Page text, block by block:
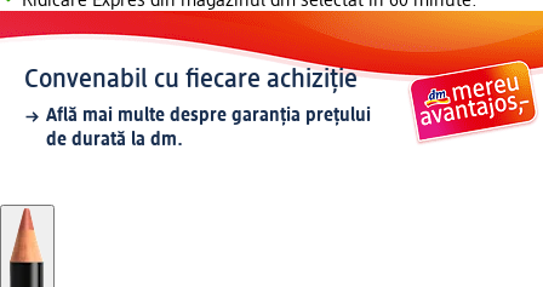
Convenabil cu fiecare achiziție
Află mai multe despre garanția prețului
de durată la dm.